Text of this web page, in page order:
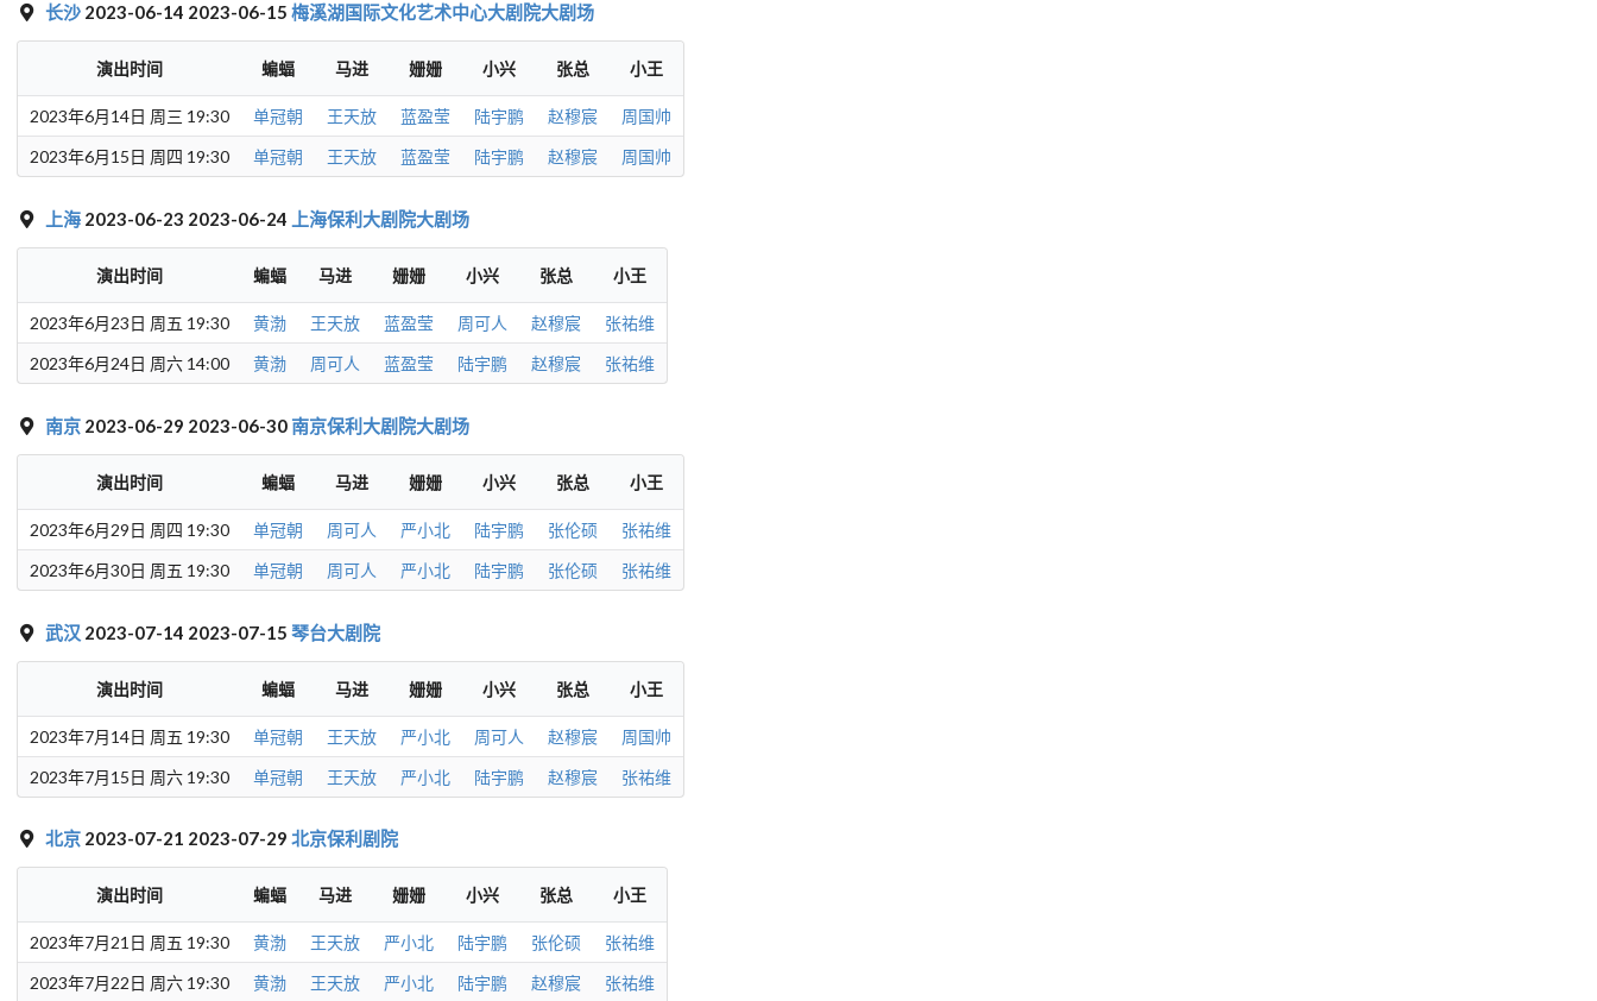
长沙 2023-06-14 2023-06-15梅溪湖国际文化艺术中心大剧院大剧场
演出时间 蝙蝠 马进 姗姗 小兴 张总 小王
2023年6月14日 周三 19:30 单冠朝 王天放 蓝盈莹 陆宇鹏 赵穆宸
周国帅
2023年6月15日 周四 19:30
单冠朝 王天放 蓝盈莹 陆宇鹏 赵穆宸 周国帅
上海 2023-06-23 2023-06-24 上海保利大剧院大剧场
演出时间 蝙蝠 马进 姗姗 小兴 张总 小王
2023年6月23日 周五 19:30 黄渤 王天放 蓝盈莹 周可人 赵穆宸
张祐维
2023年6月24日 周六 14:00
黄渤 周可人 蓝盈莹 陆宇鹏 赵穆宸 张祐维
南京 2023-06-29 2023-06-30 南京保利大剧院大剧场
演出时间 蝙蝠 马进 姗姗 小兴 张总 小王
2023年6月29日 周四 19:30 单冠朝 周可人 严小北 陆宇鹏 张伦硕
张祐维
2023年6月30日 周五 19:30
单冠朝 周可人 严小北 陆宇鹏 张伦硕 张祐维
武汉 2023-07-14 2023-07-15琴台大剧院
演出时间 蝙蝠 马进 姗姗 小兴 张总 小王
2023年7月14日 周五 19:30 单冠朝 王天放 严小北 周可人 赵穆宸
周国帅
2023年7月15日 周六 19:30
单冠朝 王天放 严小北 陆宇鹏 赵穆宸 张祐维
北京 2023-07-21 2023-07-29北京保利剧院
演出时间 蝙蝠 马进 姗姗 小兴 张总 小王
2023年7月21日 周五 19:30 黄渤 王天放 严小北 陆宇鹏 张伦硕
张祐维
2023年7月22日 周六 19:30
黄渤 王天放 严小北 陆宇鹏 赵穆宸 张祐维